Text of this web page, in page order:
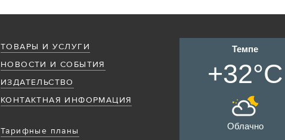
ТОВАРЫ И УСЛУГИ
НОВОСТИ И СОБЫТИЯ
ИЗДАТЕЛЬСТВО
КОНТАКТНАЯ ИНФОРМАЦИЯ
Тарифные планы
Темпе
+32°C
Облачно